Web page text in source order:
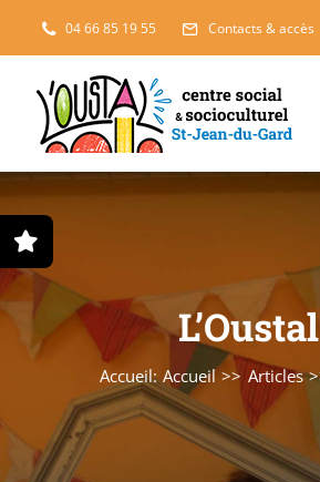
Passer
au
contenu
04 66 85 19 55 Contacts & accès
Enfance, jeunesse
Projets solidaires
France Services
Famille
L’Oustal
Accueil: Accueil Articles